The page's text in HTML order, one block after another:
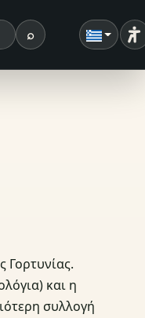
⌕Αναζήτηση
Γορτυνίας.
και η
συλλογή